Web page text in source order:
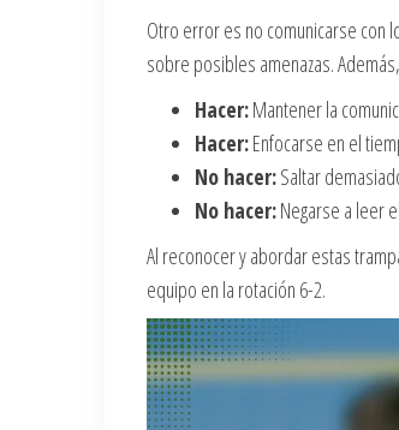
Otro error es no comunicarse con
sobre posibles amenazas.
Hacer:Mantener la
Hacer:Enfocarse en el
No hacer:Saltar
No hacer:Negarse a leer
Al reconocer y abordar estas
equipo en la rotación 6-2.